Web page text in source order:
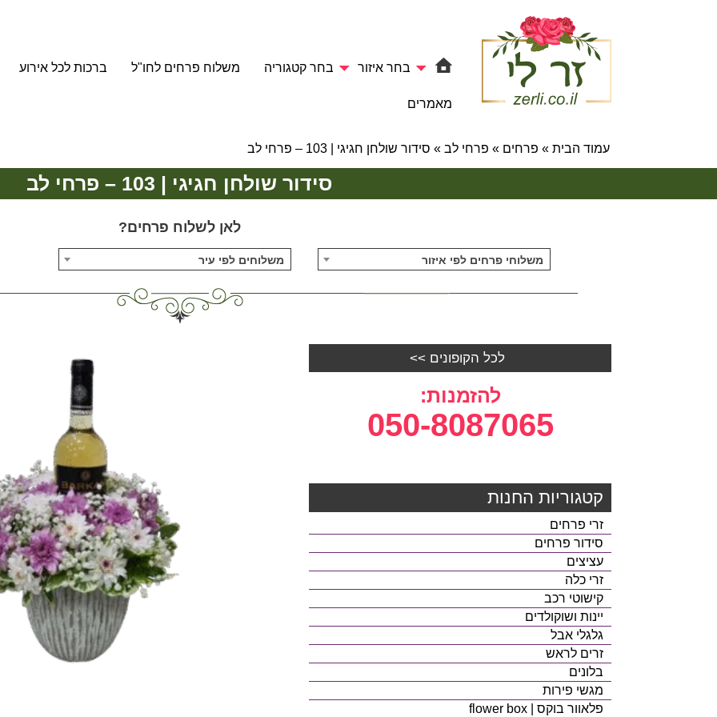
בחר איזור בחר קטגוריה משלוח פרחים לחו"ל ברכות לכל אירוע
מאמרים
עמוד הבית » פרחים » פרחי לב » סידור שולחן חגיגי | 103 – פרחי לב
סידור שולחן חגיגי | 103 – פרחי לב
לאן לשלוח פרחים?
משלוחי פרחים לפי איזור משלוחים לפי עיר
לכל הקופונים >>
להזמנות:
050-8087065
קטגוריות החנות
זרי פרחים
סידור פרחים
עציצים
זרי כלה
קישוטי רכב
יינות ושוקולדים
גלגלי אבל
זרים לראש
בלונים
מגשי פירות
פלאוור בוקס | flower box